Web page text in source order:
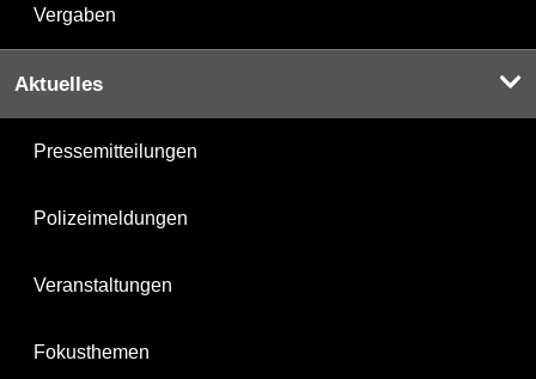
Vergaben
Aktuelles
Pressemitteilungen
Polizeimeldungen
Veranstaltungen
Fokusthemen